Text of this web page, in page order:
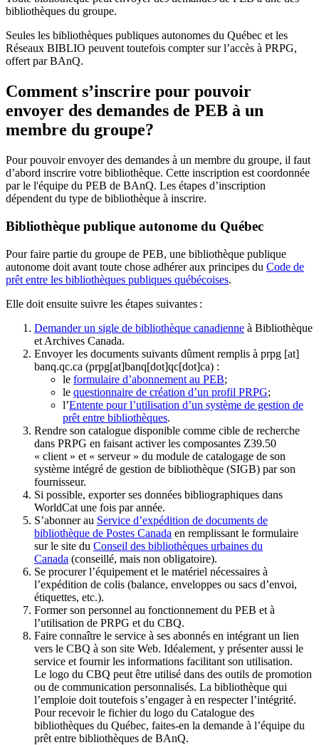
bibliothèques du groupe.
Seules les bibliothèques publiques autonomes du Québec et les
Réseaux BIBLIO peuvent toutefois compter sur l’accès à PRPG,
offert par BAnQ.
Comment s’inscrire pour pouvoir
envoyer des demandes de PEB à un
membre du groupe?
Pour pouvoir envoyer des demandes à un membre du groupe, il faut
d’abord inscrire votre bibliothèque. Cette inscription est coordonnée
par le l'équipe du PEB de BAnQ. Les étapes d’inscription
dépendent du type de bibliothèque à inscrire.
Bibliothèque publique autonome du Québec
Pour faire partie du groupe de PEB, une bibliothèque publique
autonome doit avant toute chose adhérer aux principes du Code de
prêt entre les bibliothèques publiques québécoises.
Elle doit ensuite suivre les étapes suivantes :
Demander un sigle de bibliothèque canadienne à Bibliothèque
et Archives Canada.
Envoyer les documents suivants dûment remplis à prpg [at]
banq.qc.ca (prpg[at]banq[dot]qc[dot]ca) :
le formulaire d’abonnement au PEB;
le questionnaire de création d’un profil PRPG;
l’Entente pour l’utilisation d’un système de gestion de
prêt entre bibliothèques.
Rendre son catalogue disponible comme cible de recherche
dans PRPG en faisant activer les composantes Z39.50
« client » et « serveur » du module de catalogage de son
système intégré de gestion de bibliothèque (SIGB) par son
fournisseur.
Si possible, exporter ses données bibliographiques dans
WorldCat une fois par année.
S’abonner au Service d’expédition de documents de
bibliothèque de Postes Canada en remplissant le formulaire
sur le site du Conseil des bibliothèques urbaines du
Canada (conseillé, mais non obligatoire).
Se procurer l’équipement et le matériel nécessaires à
l’expédition de colis (balance, enveloppes ou sacs d’envoi,
étiquettes, etc.).
Former son personnel au fonctionnement du PEB et à
l’utilisation de PRPG et du CBQ.
Faire connaître le service à ses abonnés en intégrant un lien
vers le CBQ à son site Web. Idéalement, y présenter aussi le
service et fournir les informations facilitant son utilisation.
Le logo du CBQ peut être utilisé dans des outils de promotion
ou de communication personnalisés. La bibliothèque qui
l’emploie doit toutefois s’engager à en respecter l’intégrité.
Pour recevoir le fichier du logo du Catalogue des
bibliothèques du Québec, faites-en la demande à l’équipe du
prêt entre bibliothèques de BAnQ.